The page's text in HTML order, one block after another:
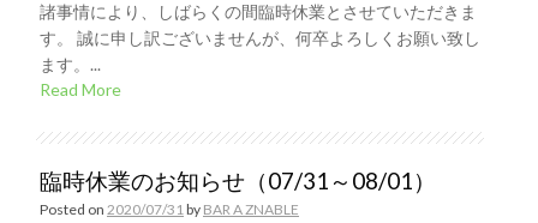
諸事情により、しばらくの間臨時休業とさせていただきま
す。 誠に申し訳ございませんが、何卒よろしくお願い致し
ます。...
Read More
臨時休業のお知らせ（07/31～08/01）
Posted on 2020/07/31by BAR A ZNABLE